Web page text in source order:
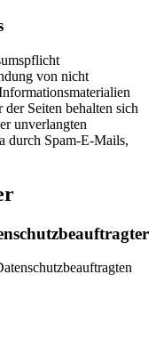
von nicht
Seiten behalten sich
unverlangten
durch Spam-E-Mails,